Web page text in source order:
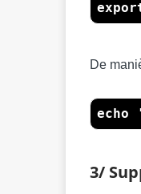
export
De
echo
3/